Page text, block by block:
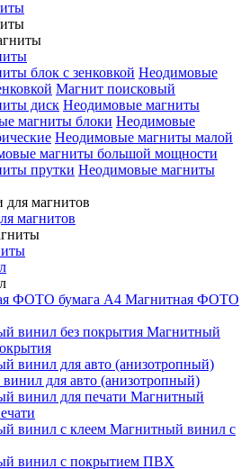
блок с зенковкой Неодимовые
Магнит поисковый
диск Неодимовые магниты
магниты блоки Неодимовые
Неодимовые магниты малой
магниты большой мощности
прутки Неодимовые магниты
магнитов
Магнитная ФОТО
Магнитный
для авто (анизотропный)
Магнитный
Магнитный винил с